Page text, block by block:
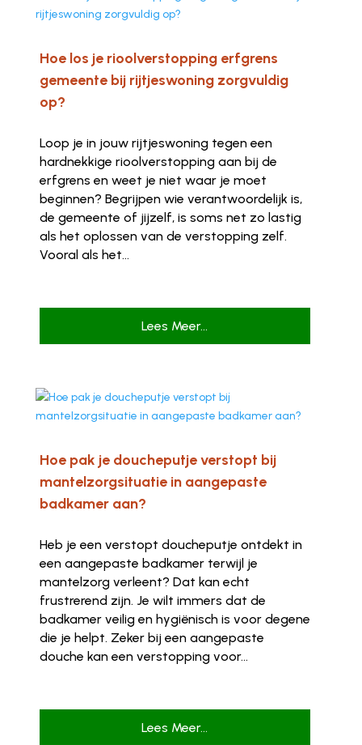
Hoe los je rioolverstopping erfgrens
gemeente bij rijtjeswoning zorgvuldig
op?
Loop je in jouw rijtjeswoning tegen een
hardnekkige rioolverstopping aan bij de
erfgrens en weet je niet waar je moet
beginnen? Begrijpen wie verantwoordelijk is,
de gemeente of jijzelf, is soms net zo lastig
als het oplossen van de verstopping zelf.
Vooral als het...
Lees Meer...
Hoe pak je doucheputje verstopt bij
mantelzorgsituatie in aangepaste
badkamer aan?
Heb je een verstopt doucheputje ontdekt in
een aangepaste badkamer terwijl je
mantelzorg verleent? Dat kan echt
frustrerend zijn. Je wilt immers dat de
badkamer veilig en hygiënisch is voor degene
die je helpt. Zeker bij een aangepaste
douche kan een verstopping voor...
Lees Meer...